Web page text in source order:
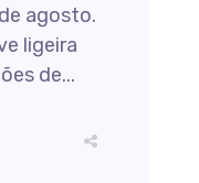
agosto.
ligeira
de...